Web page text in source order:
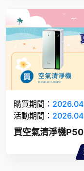
購買期間：
活動期間：
買空氣清淨機